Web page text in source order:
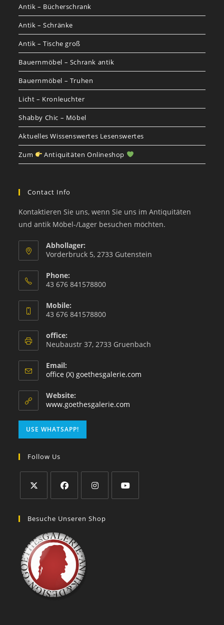
Antik – Bücherschrank
Antik – Schränke
Antik – Tische groß
Bauernmöbel – Schrank antik
Bauernmöbel – Truhen
Licht – Kronleuchter
Shabby Chic – Möbel
Aktuelles Wissenswertes Lesenswertes
Zum Antiquitäten Onlineshop
Contact Info
Kontaktieren Sie uns, wenn Sie uns im Antiquitäten
und antik Möbel-/Lager besuchen möchten.
Abhollager:
Vorderbruck 5, 2733 Gutenstein
Phone:
43 676 841578800
Mobile:
43 676 841578800
office:
Neubaustr 37, 2733 Gruenbach
Email:
office (X) goethesgalerie.com
Website:
www.goethesgalerie.com
USE WHATSAPP!
Follow Us
Besuche Unseren Shop